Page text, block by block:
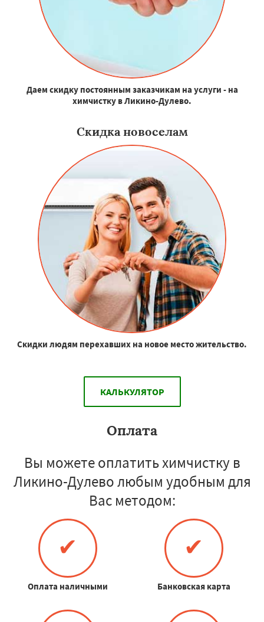
Даем скидку постоянным заказчикам на услуги - на
химчистку в Ликино-Дулево.
Скидка новоселам
Скидки людям перехавших на новое место жительство.
КАЛЬКУЛЯТОР
Оплата
Вы можете оплатить химчистку в
Ликино-Дулево любым удобным для
Вас методом:
✔
Оплата наличными
✔
Банковская карта